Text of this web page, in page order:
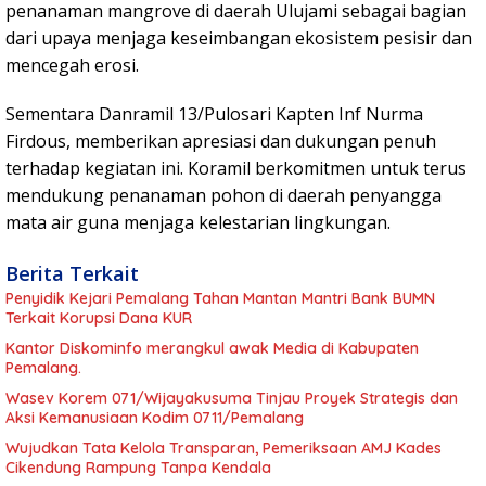
penanaman mangrove di daerah Ulujami sebagai bagian
dari upaya menjaga keseimbangan ekosistem pesisir dan
mencegah erosi.
Sementara Danramil 13/Pulosari Kapten Inf Nurma
Firdous, memberikan apresiasi dan dukungan penuh
terhadap kegiatan ini. Koramil berkomitmen untuk terus
mendukung penanaman pohon di daerah penyangga
mata air guna menjaga kelestarian lingkungan.
Berita Terkait
Penyidik Kejari Pemalang Tahan Mantan Mantri Bank BUMN
Terkait Korupsi Dana KUR
Kantor Diskominfo merangkul awak Media di Kabupaten
Pemalang.
Wasev Korem 071/Wijayakusuma Tinjau Proyek Strategis dan
Aksi Kemanusiaan Kodim 0711/Pemalang
Wujudkan Tata Kelola Transparan, Pemeriksaan AMJ Kades
Cikendung Rampung Tanpa Kendala